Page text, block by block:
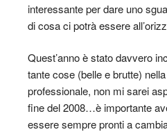
interessante per dare uno
di cosa ci potrà essere
Quest’anno è stato davvero
tante cose (belle e brutte)
professionale, non mi sarei
fine del 2008…è importante
essere sempre pronti a